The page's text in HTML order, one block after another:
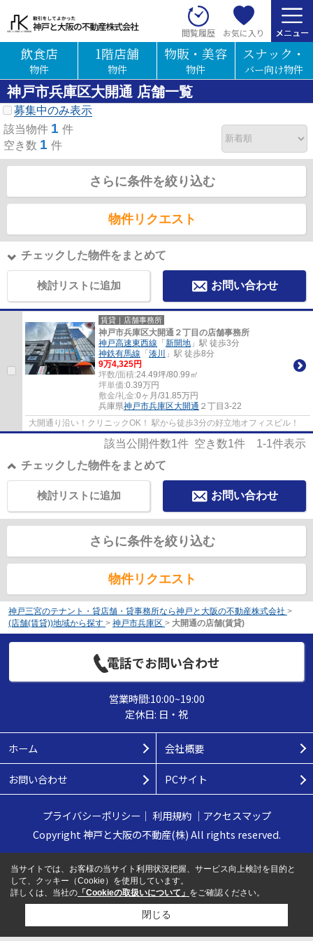
閲覧履歴 お気に入り
飲食店
物件
1階店舗
物件
物販・美容
物件
スナック・
バー向け物件
神戸市兵庫区大開通 店舗一覧
募集中のみ表示
該当物件 1 件
空き数 1 件
さらに条件を絞り込む
物件リクエスト
チェックした物件をまとめて
検討リストに追加 お問い合わせ
賃貸｜店舗事務所
神戸市兵庫区大開通２丁目の店舗事務所
神戸高速東西線 「 新開地 」駅 徒歩3分
神鉄有馬線 「 湊川
」駅 徒歩8分
9万4,325円
坪数/面積:24.49坪/80.99㎡
坪単価:0.39万円
敷金/礼金:0ヶ月/31.85万円
兵庫県神戸市兵庫区大開通 ２丁目3-22
大開通り沿い！クリニックOK！ 駅から徒歩3分の好立地オフィスビル！
該当公開件数1件 空き数1件 1-1件表示
チェックした物件をまとめて
お問い合わせ
検討リストに追加
さらに条件を絞り込む
物件リクエスト
神戸三宮のテナント・貸店舗・貸事務所なら神戸と大阪の不動産株式会社 >
(店舗(賃貸))地域から探す > 神戸市兵庫区 > 大開通の店舗(賃貸)
電話でお問い合わせ
営業時間:10:00~19:00
定休日: 日・祝
ホーム 会社概要
お問い合わせ PCサイト
プライバシーポリシー ｜ 利用規約｜ アクセスマップ
Copyright 神戸と大阪の不動産(株) All rights reserved.
当サイトでは、お客様の当サイト利用状況把握、サービス向上検討を目的と
して、クッキー（Cookie）を使用しています。
詳しくは、当社の 「Cookieの取扱いについて」 をご確認ください。
閉じる